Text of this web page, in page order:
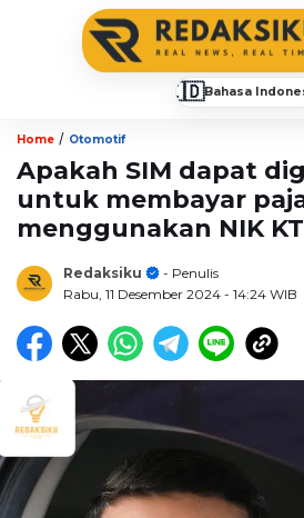
🇮🇩Bahasa
Home / Otomotif
Apakah SIM dapat
untuk membayar
menggunakan NIK
Redaksiku
- Penulis
Rabu, 11 Desember 2024 - 14:24 WIB